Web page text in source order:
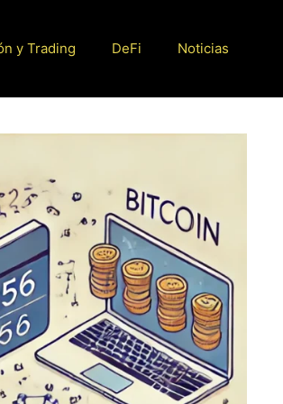
y Trading DeFi Noticias